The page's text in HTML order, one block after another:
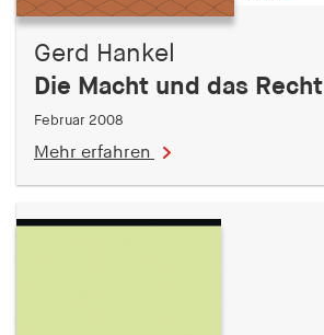
Gerd Hankel
Die Macht und das Recht
Februar 2008
Mehr erfahren